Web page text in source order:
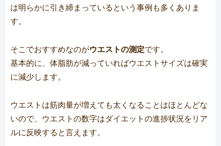
は明らかに引き締まっているという事例も多くありま
す。
そこでおすすめなのがウエストの測定です。
基本的に、体脂肪が減っていればウエストサイズは確実
に減少します。
ウエストは筋肉量が増えても太くなることはほとんどな
いので、ウエストの数字はダイエットの進捗状況をリア
ルに反映すると言えます。